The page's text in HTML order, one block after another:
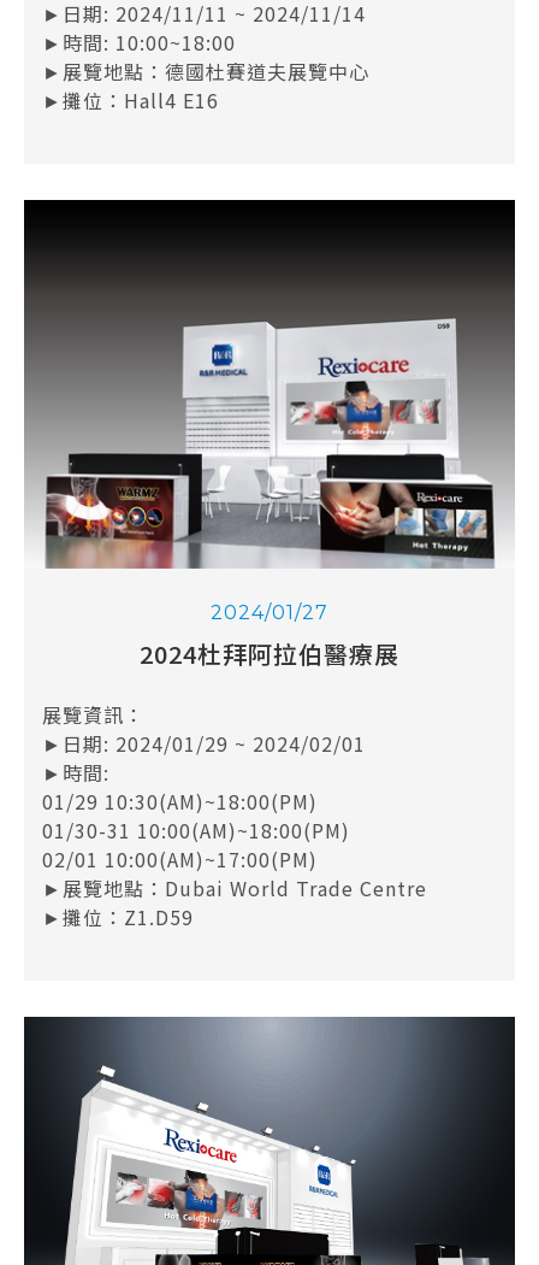
展覽資訊
►日期: 2024/11/11 ~ 2024/11/14
►時間: 10:00~18:00
►展覽地點：德國杜賽道夫展覽中心
►攤位：Hall4 E16
2024/01/27
2024杜拜阿拉伯醫療展
展覽資訊：
►日期: 2024/01/29 ~ 2024/02/01
►時間:
01/29 10:30(AM)~18:00(PM)
01/30-31 10:00(AM)~18:00(PM)
02/01 10:00(AM)~17:00(PM)
►展覽地點：Dubai World Trade Centre
►攤位：Z1.D59